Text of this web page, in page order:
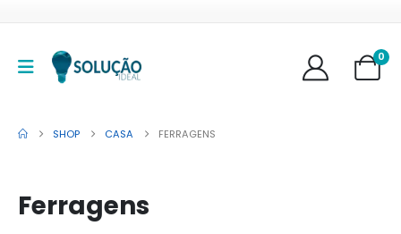
0
SHOP CASA FERRAGENS
Ferragens